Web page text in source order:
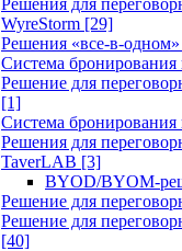
Решения для
WyreStorm [29]
Решения «все-в-
Система
Решение для
[1]
Система
Решения для
TaverLAB [3]
BYOD/BYOM-
Решение для
Решение для
[40]